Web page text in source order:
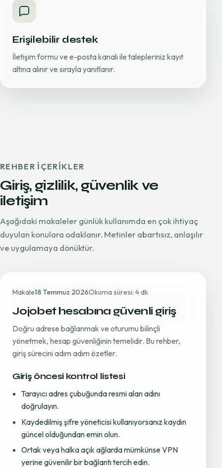
Erişilebilir destek
İletişim formu ve e-posta kanalı ile talepleriniz kayıt
altına alınır ve sırayla yanıtlanır.
REHBER IÇERIKLER
Giriş, gizlilik, güvenlik ve
iletişim
Aşağıdaki makaleler günlük kullanımda en çok ihtiyaç
duyulan konulara odaklanır. Metinler abartısız, anlaşılır
ve uygulamaya dönüktür.
Makale18 Temmuz 2026Okuma süresi: 4 dk
Jojobet hesabına güvenli giriş
Doğru adrese bağlanmak ve oturumu bilinçli
yönetmek, hesap güvenliğinin temelidir. Bu rehber,
giriş sürecini adım adım özetler.
Giriş öncesi kontrol listesi
Tarayıcı adres çubuğunda resmi alan adını
doğrulayın.
Kaydedilmiş şifre yöneticisi kullanıyorsanız kaydın
güncel olduğundan emin olun.
Ortak veya halka açık ağlarda mümkünse VPN
yerine güvenilir bir bağlantı tercih edin.